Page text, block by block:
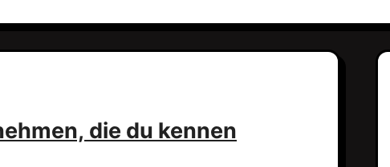
die du kennen